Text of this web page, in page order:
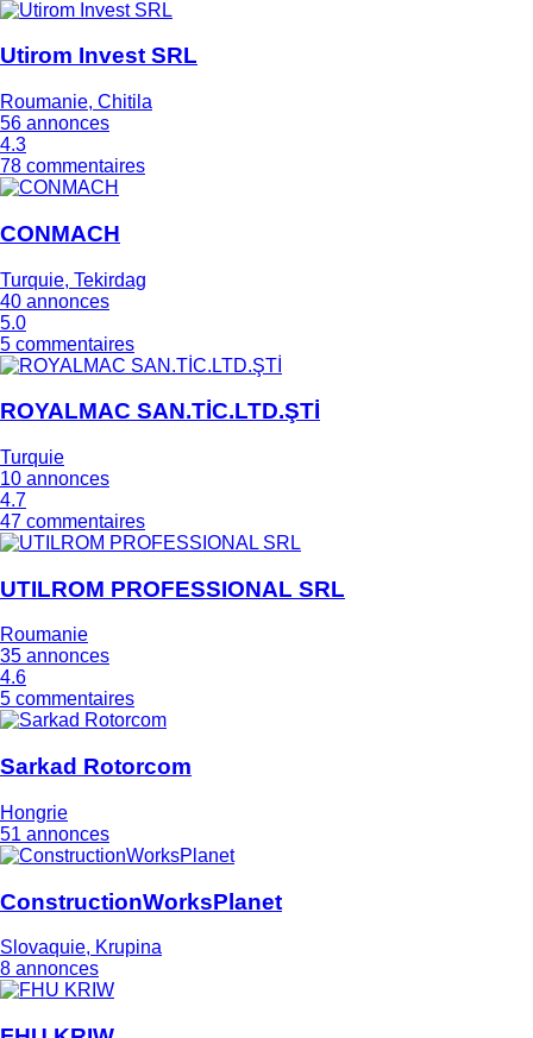
Utirom Invest SRL
Roumanie, Chitila
56 annonces
4.3
78 commentaires
CONMACH
Turquie, Tekirdag
40 annonces
5.0
5 commentaires
ROYALMAC SAN.TİC.LTD.ŞTİ
Turquie
10 annonces
4.7
47 commentaires
UTILROM PROFESSIONAL SRL
Roumanie
35 annonces
4.6
5 commentaires
Sarkad Rotorcom
Hongrie
51 annonces
ConstructionWorksPlanet
Slovaquie, Krupina
8 annonces